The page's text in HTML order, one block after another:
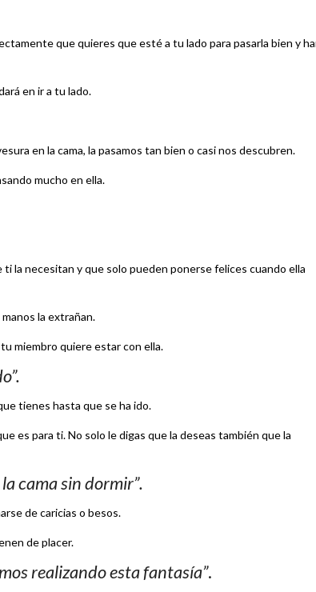
que quieres que esté a tu lado para pasarla bien y
en ir a tu lado.
en la cama, la pasamos tan bien o casi nos descubren.
mucho en ella.
la necesitan y que solo pueden ponerse felices cuando ella
la extrañan.
miembro quiere estar con ella.
tienes hasta que se ha ido.
es para ti. No solo le digas que la deseas también que la
cama sin dormir”.
de caricias o besos.
de placer.
realizando esta fantasía”.